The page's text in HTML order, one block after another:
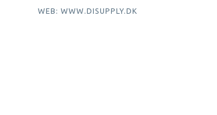
WEB: WWW.DISUPPLY.DK